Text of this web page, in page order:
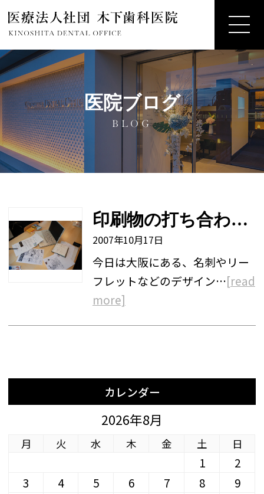
医院ブログ
BLOG
印刷物の打ち合わせと家具選び
2007年10月17日
今日は大阪にある、名刺やリー
フレットなどのデザイン…[read
more]
カレンダー
2026年8月
月 火 水 木 金 土 日
1
2
3
4 5 6 7 8
9